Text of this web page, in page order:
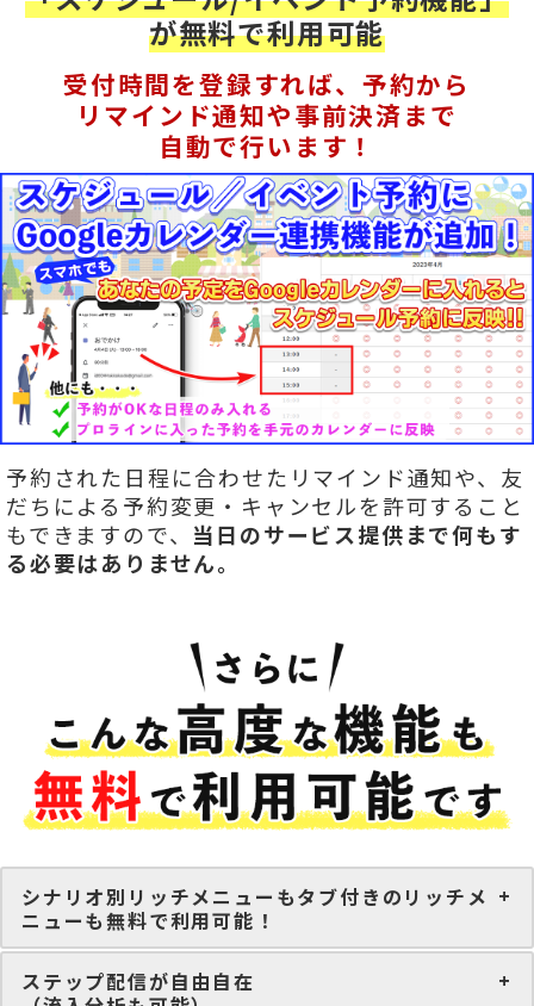
が無料で利用可能
受付時間を登録すれば、予約から
リマインド通知や事前決済まで
自動で行います！
予約された日程に合わせたリマインド通知や、友
だちによる予約変更・キャンセルを許可すること
もできますので、 当日のサービス提供まで何もす
る必要はありません。
シナリオ別リッチメニューもタブ付きのリッチメ
ニューも無料で利用可能！
ステップ配信が自由自在